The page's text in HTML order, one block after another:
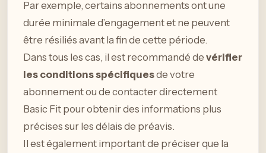
Par exemple, certains abonnements ont une
durée minimale d’engagement et ne peuvent
être résiliés avant la fin de cette période.
Dans tous les cas, il est recommandé de vérifier
les conditions spécifiquesde votre
abonnement ou de contacter directement
Basic Fit pour obtenir des informations plus
précises sur les délais de préavis.
Il est également important de préciser que la